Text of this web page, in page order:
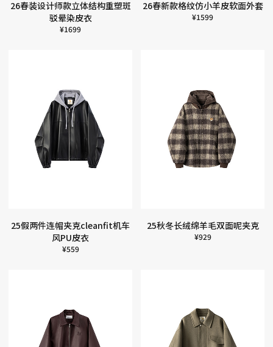
26春装设计师款立体结构重塑斑
驳晕染皮衣
¥1699
26春新款格纹仿小羊皮软面外套
¥1599
25假两件连帽夹克cleanfit机车
风PU皮衣
¥559
25秋冬长绒绵羊毛双面呢夹克
¥929